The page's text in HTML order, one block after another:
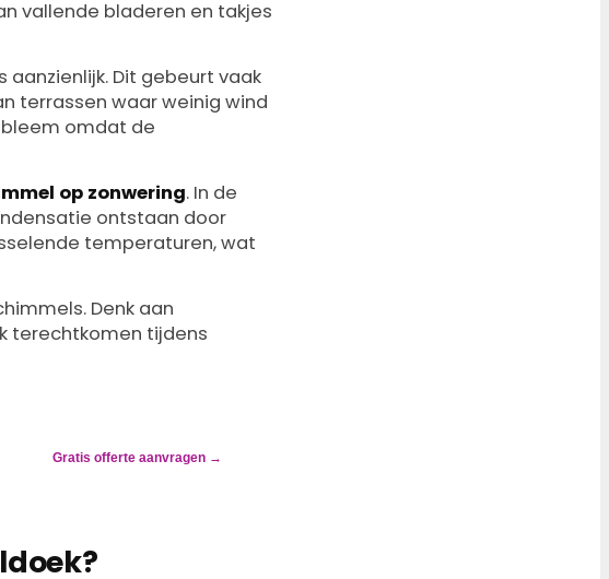
vallende bladeren en takjes
Dit gebeurt vaak
terrassen waar weinig wind
omdat de
op zonwering. In de
ontstaan door
temperaturen, wat
Denk aan
terechtkomen tijdens
Gratis offerte aanvragen →